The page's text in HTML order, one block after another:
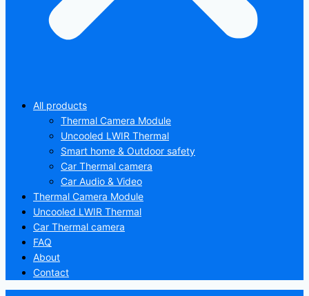
All products
Thermal Camera Module
Uncooled LWIR Thermal
Smart home & Outdoor safety
Car Thermal camera
Car Audio & Video
Thermal Camera Module
Uncooled LWIR Thermal
Car Thermal camera
FAQ
About
Contact